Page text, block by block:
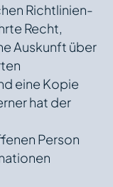
Richtlinien-
Recht,
Auskunft über
eine Kopie
hat der
Person